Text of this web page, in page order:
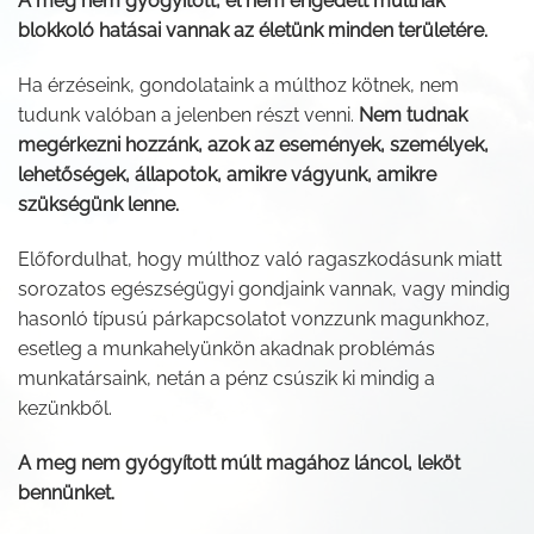
blokkoló hatásai vannak az életünk minden területére.
Ha érzéseink, gondolataink a múlthoz kötnek, nem
tudunk valóban a jelenben részt venni. Nem tudnak
megérkezni hozzánk, azok az események, személyek,
lehetőségek, állapotok, amikre vágyunk, amikre
szükségünk lenne.
Előfordulhat, hogy múlthoz való ragaszkodásunk miatt
sorozatos egészségügyi gondjaink vannak, vagy mindig
hasonló típusú párkapcsolatot vonzzunk magunkhoz,
esetleg a munkahelyünkön akadnak problémás
munkatársaink, netán a pénz csúszik ki mindig a
kezünkből.
A meg nem gyógyított múlt magához láncol, leköt
bennünket.